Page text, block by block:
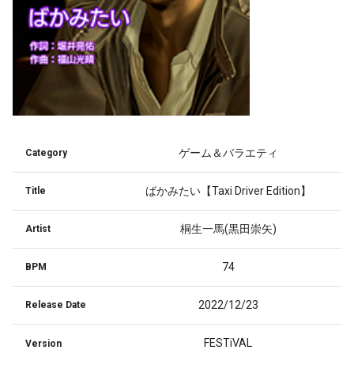
Category ゲーム＆バラエティ
Title ばかみたい【Taxi Driver Edition】
Artist 桐生一馬(黒田崇矢)
BPM 74
Release Date 2022/12/23
Version FESTiVAL